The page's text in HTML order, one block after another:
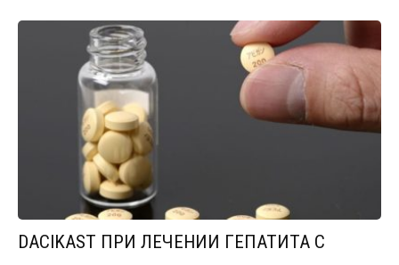
DACIKAST ПРИ ЛЕЧЕНИИ ГЕПАТИТА С